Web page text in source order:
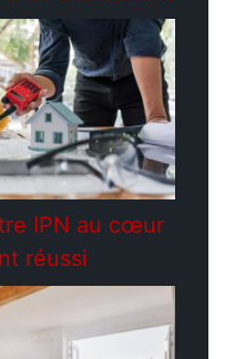
IPN au cœur
réussi